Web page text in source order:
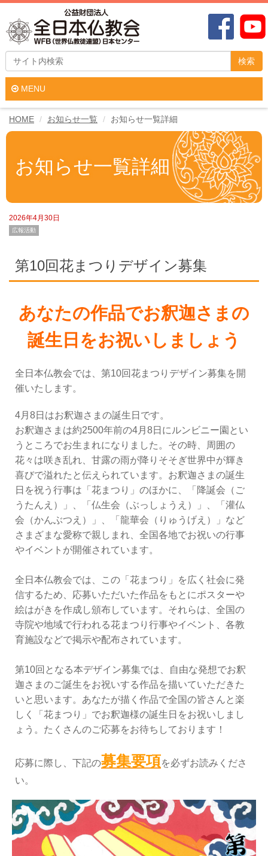
検索
MENU
HOME お知らせ一覧 お知らせ一覧詳細
お知らせ一覧詳細
2026年4月30日
広報活動
第10回花まつりデザイン募集
あなたの作品でお釈迦さまの
誕生日をお祝いしましょう
全日本仏教会では、第10回花まつりデザイン募集を開
催いたします。
4月8日はお釈迦さまの誕生日です。
お釈迦さまは約2500年前の4月8日にルンビニー園とい
うところでお生まれになりました。その時、周囲の
花々は咲き乱れ、甘露の雨が降りそそぎ世界中が輝き
喜びで溢れたと伝えられています。お釈迦さまの誕生
日を祝う行事は「花まつり」のほかに、「降誕会（ご
うたんえ）」、「仏生会（ぶっしょうえ）」、「灌仏
会（かんぶつえ）」、「龍華会（りゅうげえ）」など
さまざまな愛称で親しまれ、全国各地でお祝いの行事
やイベントが開催されています。
全日本仏教会では、この「花まつり」を広く社会に発
信するため、応募いただいた作品をもとにポスターや
絵はがきを作成し頒布しています。それらは、全国の
寺院や地域で行われる花まつり行事やイベント、各教
育施設などで掲示や配布されています。
第10回となる本デザイン募集では、自由な発想でお釈
迦さまのご誕生をお祝いする作品を描いていただきた
いと思います。あなたが描く作品で全国の皆さんと楽
しく「花まつり」でお釈迦様の誕生日をお祝いしまし
ょう。たくさんのご応募をお待ちしております！
応募に際し、下記の募集要項を必ずお読みくださ
い。